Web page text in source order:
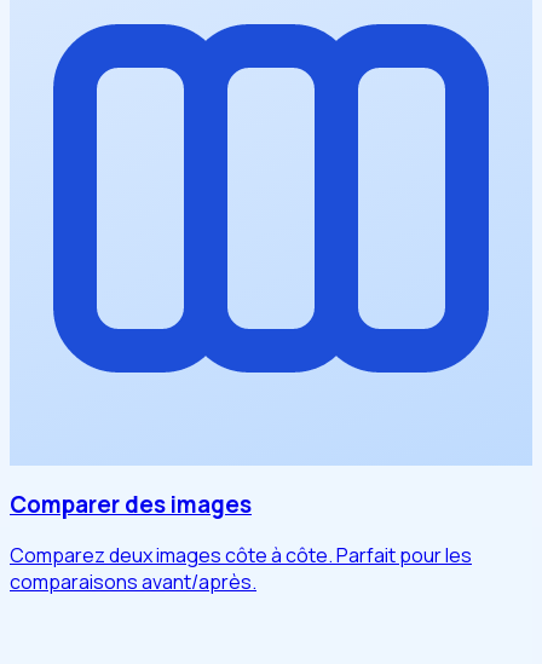
Comparer des images
Comparez deux images côte à côte. Parfait pour les
comparaisons avant/après.